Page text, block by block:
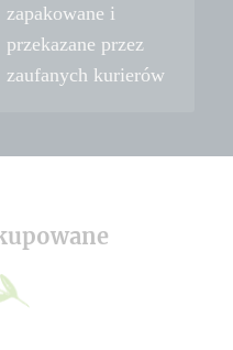
zapakowane i
przekazane przez
zaufanych kurierów